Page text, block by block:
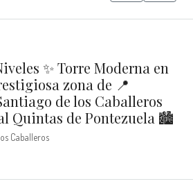
✨ Torre Moderna en
zona de 📍
de los Caballeros
Quintas de Pontezuela 🏙️
Caballeros